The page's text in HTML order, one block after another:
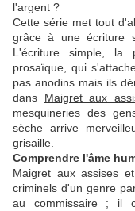
l'argent ?
Cette série met tout
grâce à une écriture
L'écriture simple, la
prosaïque, qui
pas anodins mais ils
dans Maigret aux
mesquineries des
sèche arrive
grisaille.
Comprendre l'âme
Maigret aux assises et
criminels d'un genre
au commissaire ; il